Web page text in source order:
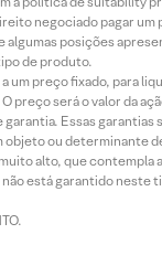
negociado pagar
posições
de produto.
preço fixado, para
será o valor da
Essas garantias
ou
alto, que contempla
está garantido